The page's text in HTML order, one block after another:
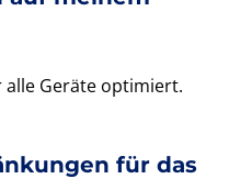
alle Geräte optimiert.
für das